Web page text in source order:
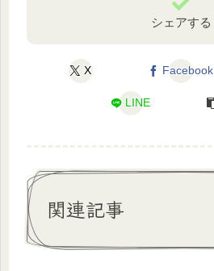
シェアする
X Facebook
LINE
関連記事